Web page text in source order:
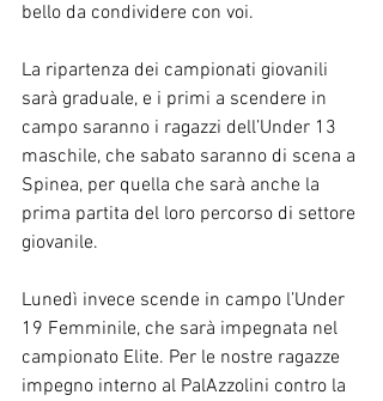
bello da condividere con voi.
La ripartenza dei campionati giovanili
sarà graduale, e i primi a scendere in
campo saranno i ragazzi dell’Under 13
maschile, che sabato saranno di scena a
Spinea, per quella che sarà anche la
prima partita del loro percorso di settore
giovanile.
Lunedì invece scende in campo l’Under
19 Femminile, che sarà impegnata nel
campionato Elite. Per le nostre ragazze
impegno interno al PalAzzolini contro la